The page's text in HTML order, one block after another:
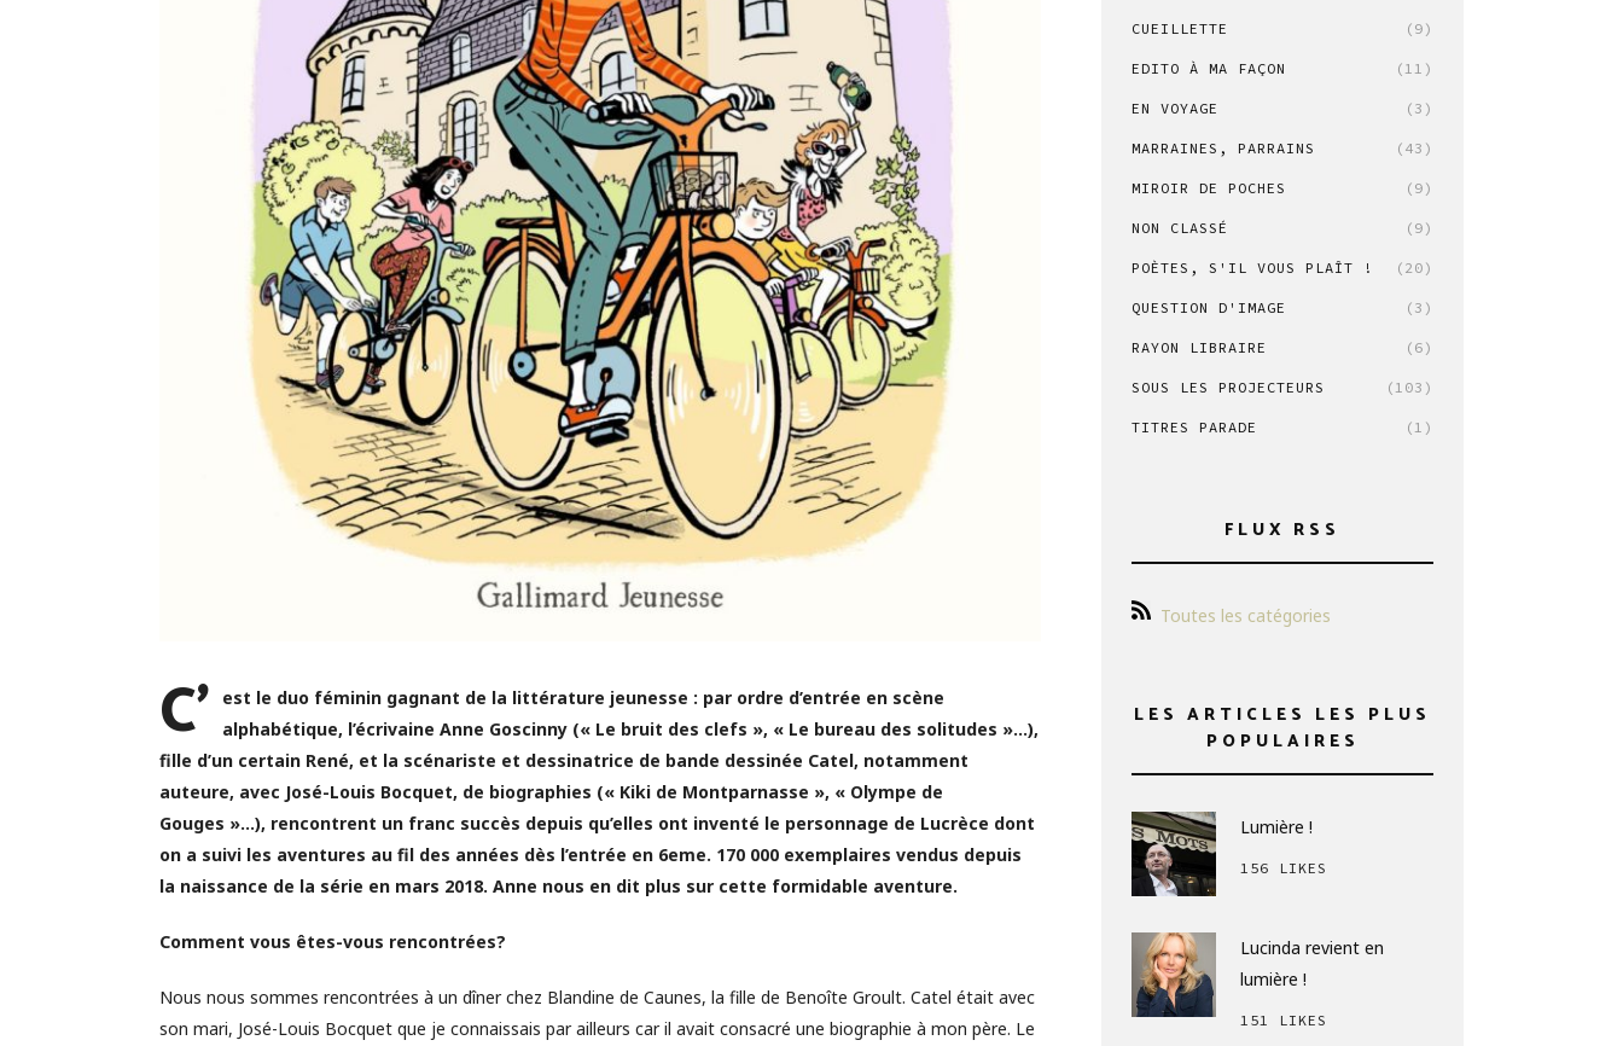
C’
est le duo féminin gagnant de la littérature jeunesse : par ordre d’entrée en scène
alphabétique, l’écrivaine Anne Goscinny (« Le bruit des clefs », « Le bureau des solitudes »…),
fille d’un certain René, et la scénariste et dessinatrice de bande dessinée Catel, notamment
auteure, avec José-Louis Bocquet, de biographies (« Kiki de Montparnasse », « Olympe de
Gouges »…), rencontrent un franc succès depuis qu’elles ont inventé le personnage de Lucrèce dont
on a suivi les aventures au fil des années dès l’entrée en 6eme. 170 000 exemplaires vendus depuis
la naissance de la série en mars 2018. Anne nous en dit plus sur cette formidable aventure.
Comment vous êtes-vous rencontrées?
Nous nous sommes rencontrées à un dîner chez Blandine de Caunes, la fille de Benoîte Groult. Catel était avec
son mari, José-Louis Bocquet que je connaissais par ailleurs car il avait consacré une biographie à mon père. Le
CUEILLETTE (9)
EDITO À MA FAÇON (11)
EN VOYAGE (3)
MARRAINES, PARRAINS (43)
MIROIR DE POCHES (9)
NON CLASSÉ (9)
POÈTES, S'IL VOUS PLAÎT ! (20)
QUESTION D'IMAGE (3)
RAYON LIBRAIRE (6)
SOUS LES PROJECTEURS (103)
TITRES PARADE (1)
FLUX RSS
Toutes les catégories
LES ARTICLES LES PLUS
POPULAIRES
Lumière !
156 LIKES
Lucinda revient en
lumière !
151 LIKES